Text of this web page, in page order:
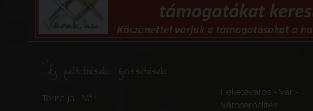
Új feltöltések, frissítések
Tornalja - Vár
Feketeváros - Vár -
Városerődítés